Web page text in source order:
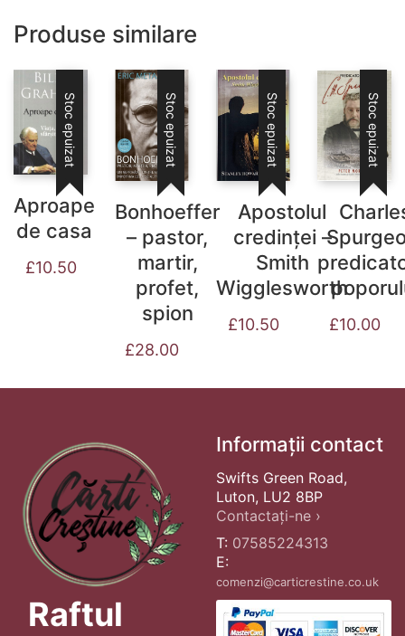
Produse similare
Stoc epuizat
Aproape
de casa
£10.50
Stoc epuizat
Bonhoeffer
– pastor,
martir,
profet,
spion
£28.00
Stoc epuizat
Apostolul
credinței –
Smith
Wigglesworth
£10.50
Stoc epuizat
£10.00
Raftul
Informații contact
Swifts Green Road,
Luton, LU2 8BP
Contactați-ne ›
T: 07585224313
E:
comenzi@carticrestine.co.uk